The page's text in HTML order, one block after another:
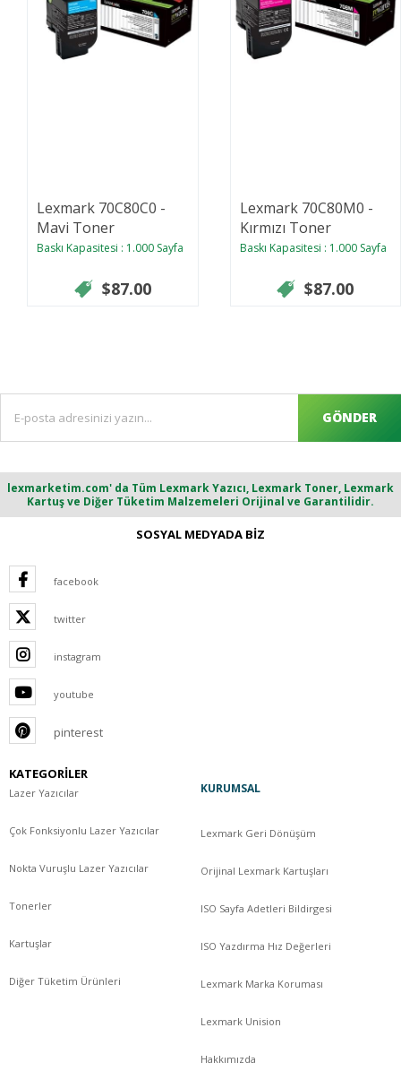
Lexmark 70C80C0 -
Mavi Toner
Baskı Kapasitesi : 1.000 Sayfa
$87.00
Lexmark 70C80M0 -
Kırmızı Toner
Baskı Kapasitesi : 1.000 Sayfa
$87.00
GÖNDER
lexmarketim.com' da Tüm Lexmark Yazıcı, Lexmark Toner, Lexmark
Kartuş ve Diğer Tüketim Malzemeleri Orijinal ve Garantilidir.
SOSYAL MEDYADA BİZ
facebook
twitter
instagram
youtube
pinterest
KATEGORİLER
Lazer Yazıcılar
Çok Fonksiyonlu Lazer Yazıcılar
Nokta Vuruşlu Lazer Yazıcılar
Tonerler
Kartuşlar
Diğer Tüketim Ürünleri
KURUMSAL
Lexmark Geri Dönüşüm
Orijinal Lexmark Kartuşları
ISO Sayfa Adetleri Bildirgesi
ISO Yazdırma Hız Değerleri
Lexmark Marka Koruması
Lexmark Unision
Hakkımızda